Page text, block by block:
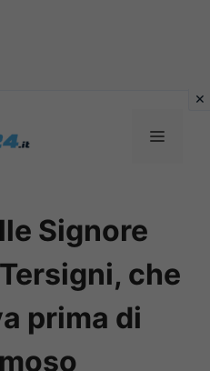
MENU
Signore
che
prima di